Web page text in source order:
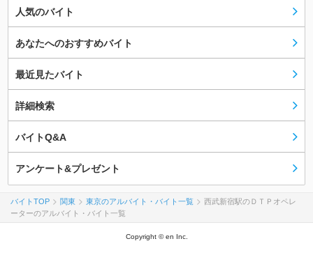
人気のバイト
あなたへのおすすめバイト
最近見たバイト
詳細検索
バイトQ&A
アンケート&プレゼント
バイトTOP 関東 東京のアルバイト・バイト一覧
西武新宿駅のＤＴＰオペレ
ーターのアルバイト・バイト一覧
Copyright © en Inc.